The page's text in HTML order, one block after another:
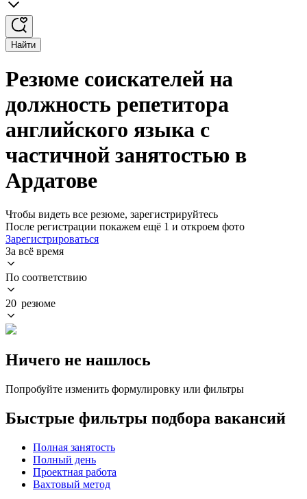
Найти
Резюме соискателей на
должность репетитора
английского языка с
частичной занятостью в
Ардатове
Чтобы видеть все резюме, зарегистрируйтесь
После регистрации покажем ещё 1 и откроем фото
Зарегистрироваться
За всё время
По соответствию
20 резюме
Ничего не нашлось
Попробуйте изменить формулировку или фильтры
Быстрые фильтры подбора вакансий
Полная занятость
Полный день
Проектная работа
Вахтовый метод